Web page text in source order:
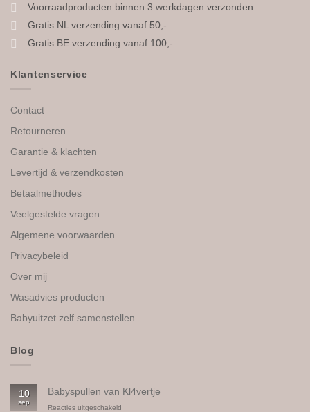
Voorraadproducten binnen 3 werkdagen verzonden
Gratis NL verzending vanaf 50,-
Gratis BE verzending vanaf 100,-
Klantenservice
Contact
Retourneren
Garantie & klachten
Levertijd & verzendkosten
Betaalmethodes
Veelgestelde vragen
Algemene voorwaarden
Privacybeleid
Over mij
Wasadvies producten
Babyuitzet zelf samenstellen
Blog
10
sep
Babyspullen van Kl4vertje
Reacties uitgeschakeld